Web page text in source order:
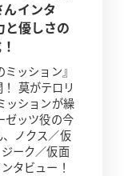
インタ
と優しさの
ッション』
莫がテロリ
ッションが繰
ゼッツ役の今
ノクス／仮
ーク／仮面
タビュー！